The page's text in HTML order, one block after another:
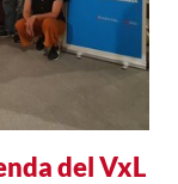
del VxL